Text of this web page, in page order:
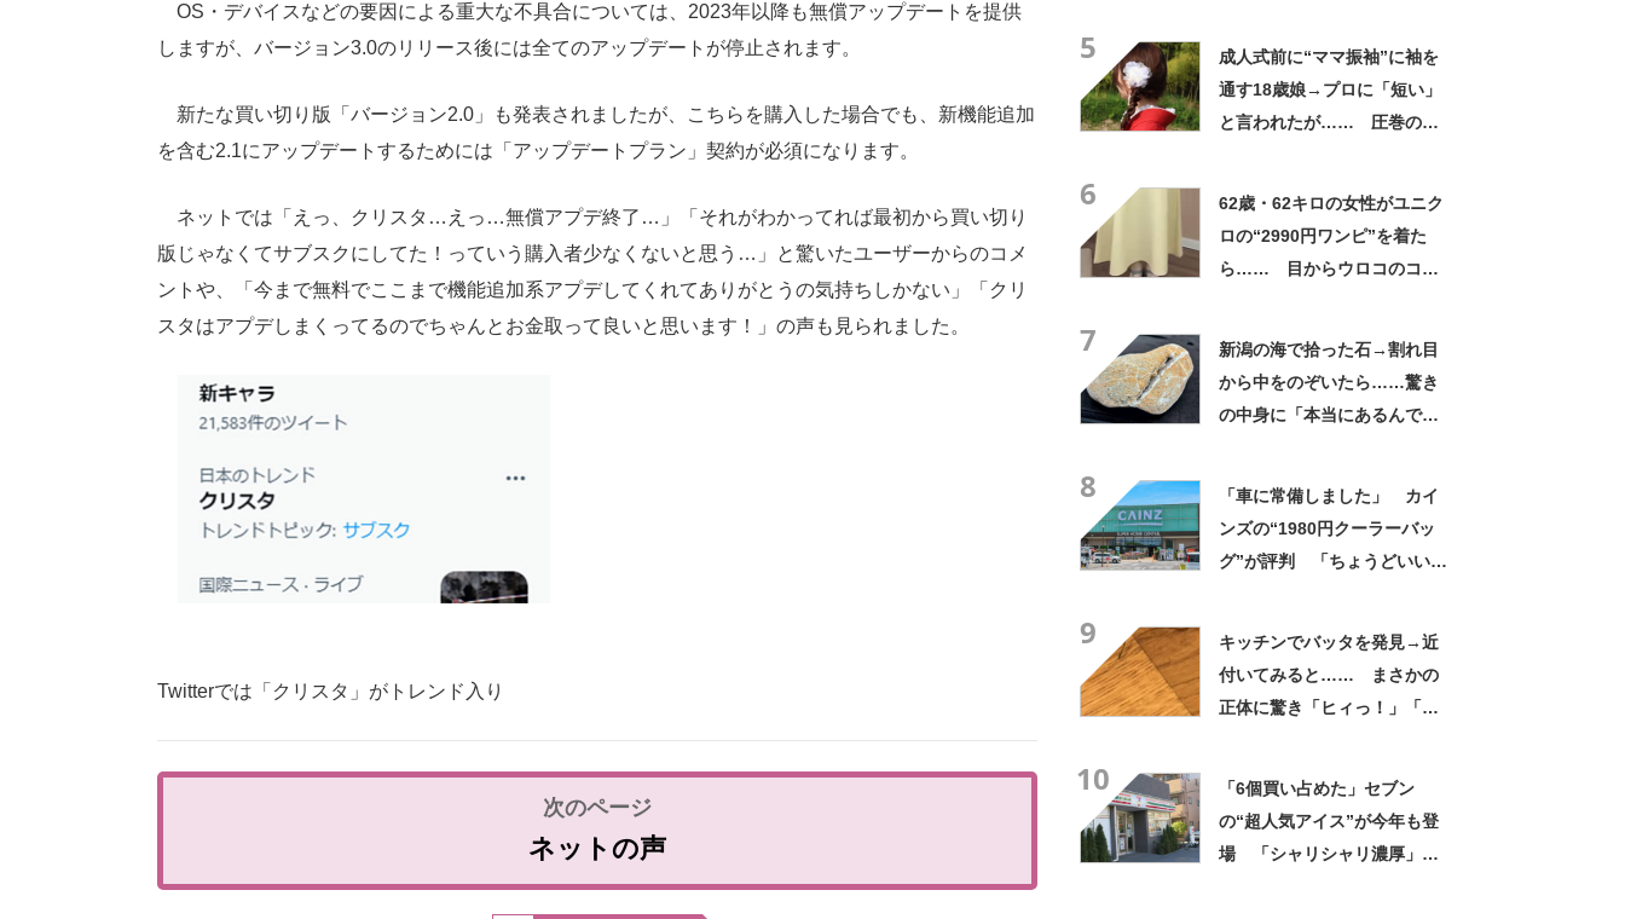
OS・デバイスなどの要因による重大な不具合については、2023年以降も無償アップデートを提供
しますが、バージョン3.0のリリース後には全てのアップデートが停止されます。
新たな買い切り版「バージョン2.0」も発表されましたが、こちらを購入した場合でも、新機能追加
を含む2.1にアップデートするためには「アップデートプラン」契約が必須になります。
ネットでは「えっ、クリスタ…えっ…無償アプデ終了…」「それがわかってれば最初から買い切り
版じゃなくてサブスクにしてた！っていう購入者少なくないと思う…」と驚いたユーザーからのコメ
ントや、「今まで無料でここまで機能追加系アプデしてくれてありがとうの気持ちしかない」「クリ
スタはアプデしまくってるのでちゃんとお金取って良いと思います！」の声も見られました。
Twitterでは「クリスタ」がトレンド入り
ネットの声
5
成人式前に“ママ振袖”に袖を
通す18歳娘→プロに「短い」
と言われたが…… 圧巻の着
6
62歳・62キロの女性がユニク
ロの“2990円ワンピ”を着た
ら…… 目からウロコのコー
7
新潟の海で拾った石→割れ目
から中をのぞいたら……驚き
の中身に「本当にあるんです
8
「車に常備しました」 カイ
ンズの“1980円クーラーバッ
グ”が評判 「ちょうどいい大
9
キッチンでバッタを発見→近
付いてみると…… まさかの
正体に驚き「ヒィっ！」「心
10
「6個買い占めた」セブン
の“超人気アイス”が今年も登
場 「シャリシャリ濃厚」